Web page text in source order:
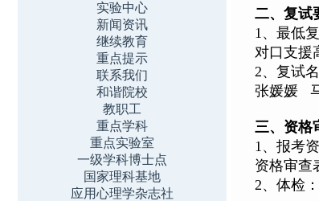
实验中心
新闻资讯
继续教育
重点提示
联系我们
和谐院校
教职工
重点学科
重点实验室
一级学科博士点
国家理科基地
应用心理学杂志社
二、复试
1、最低
对口支援
2、复试名
张媛媛
三、资格
1、报考
资格审查
2、体检